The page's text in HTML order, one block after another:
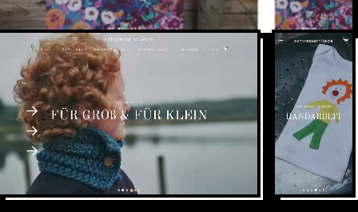
Schwesternliebe ist eine inhabergeführte Mode &
Papiermarke aus Regensburg.
Shopify OnlineShop / Individualentwicklung
Webdesign, SEO, SEA
Webseite: schwesternliebe.de